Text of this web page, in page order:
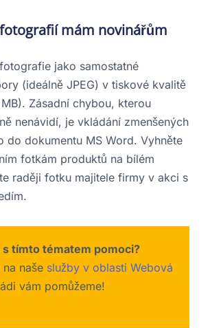
mám novinářům
jako samostatné
(ideálně JPEG) v tiskové kvalitě
Zásadní chybou, kterou
nenávidí, je vkládání zmenšených
do dokumentu MS Word. Vyhněte
fotkám produktů na bílém
raději fotku majitele firmy v akci s
tímto tématem pomoci?
naše služby v oblasti Webová
vám pomůžeme!